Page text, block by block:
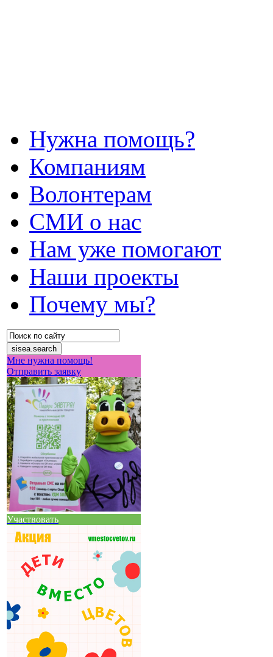
Нужна помощь?
Компаниям
Волонтерам
СМИ о нас
Нам уже помогают
Наши проекты
Почему мы?
Мне нужна помощь!
Отправить заявку
Участвовать